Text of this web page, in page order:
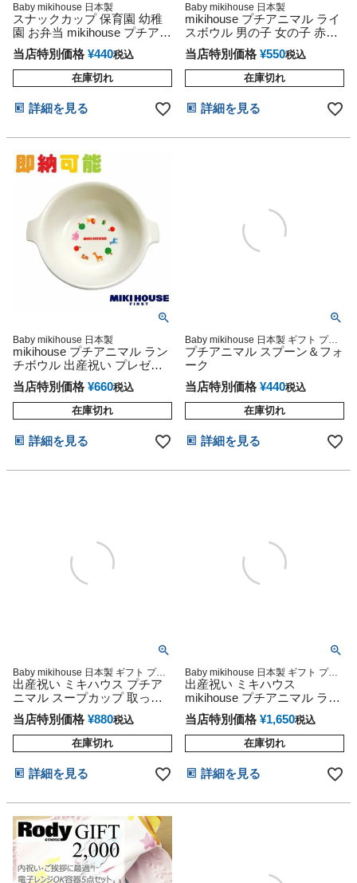
Baby mikihouse 日本製
スナックカップ 保育園 幼稚
園 お弁当 mikihouse プチアニ
マル 男の子 女の子 赤ちゃん
出産祝い プレゼント
当店特別価格 ¥440税込
在庫切れ
詳細を見る
Baby mikihouse 日本製
mikihouse プチアニマル ライ
スボウル 男の子 女の子 赤ち
ゃん 出産祝い プレゼント
当店特別価格 ¥550税込
在庫切れ
詳細を見る
Baby mikihouse 日本製
mikihouse プチアニマル ラン
チボウル 出産祝い プレゼン
ト
当店特別価格 ¥660税込
在庫切れ
詳細を見る
Baby mikihouse 日本製 ギフト プレ
ゼント ラッピング
プチアニマル スプーン＆フォ
ーク
当店特別価格 ¥440税込
在庫切れ
詳細を見る
Baby mikihouse 日本製 ギフト プレ
ゼント ラッピング
出産祝い ミキハウス プチア
ニマル スープカップ 取っ手
付き スープ皿
当店特別価格 ¥880税込
在庫切れ
詳細を見る
Baby mikihouse 日本製 ギフト プレ
ゼント ラッピング
出産祝い ミキハウス
mikihouse プチアニマル ラン
チプレート
当店特別価格 ¥1,650税込
在庫切れ
詳細を見る